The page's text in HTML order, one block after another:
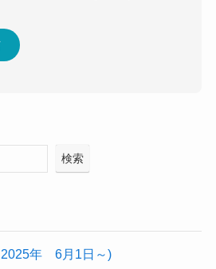
検索
2025年 6月1日～)